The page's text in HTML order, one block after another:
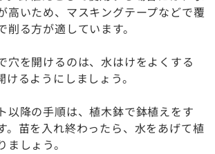
高いため、マスキングテープなどで覆
削る方が適しています。
穴を開けるのは、水はけをよくする
るようにしましょう。
以降の手順は、植木鉢で鉢植えをす
。苗を入れ終わったら、水をあげて植
しょう。